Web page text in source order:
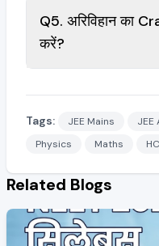
Q5. अरिविहान का
करें?
Tags: JEE Mains JEE
Physics
Maths
Related Blogs